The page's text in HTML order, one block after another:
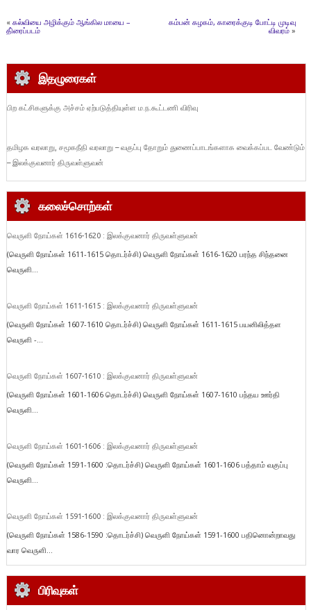
« கல்வியை அழிக்கும் ஆங்கில மாயை –
தி்ரைப்படம்
கம்பன் கழகம், காரைக்குடி போட்டி முடிவு
விவரம் »
இதழுரைகள்
பிற கட்சிகளுக்கு அச்சம் ஏற்படுத்தியுள்ள ம.ந.கூட்டணி விரிவு
தமிழக வரலாறு, சமூகநீதி வரலாறு – வகுப்பு தோறும் துணைப்பாடங்களாக வைக்கப்பட வேண்டும்
– இலக்குவனார் திருவள்ளுவன்
கலைச்சொற்கள்
வெருளி நோய்கள் 1616-1620 : இலக்குவனார் திருவள்ளுவன்
(வெருளி நோய்கள் 1611-1615 தொடர்ச்சி) வெருளி நோய்கள் 1616-1620 பரந்த சிந்தனை
வெருளி...
வெருளி நோய்கள் 1611-1615 : இலக்குவனார் திருவள்ளுவன்
(வெருளி நோய்கள் 1607-1610 தொடர்ச்சி) வெருளி நோய்கள் 1611-1615 பயனிலித்தள
வெருளி -...
வெருளி நோய்கள் 1607-1610 : இலக்குவனார் திருவள்ளுவன்
(வெருளி நோய்கள் 1601-1606 தொடர்ச்சி) வெருளி நோய்கள் 1607-1610 பந்தய ஊர்தி
வெருளி...
வெருளி நோய்கள் 1601-1606 : இலக்குவனார் திருவள்ளுவன்
(வெருளி நோய்கள் 1591-1600 :தொடர்ச்சி) வெருளி நோய்கள் 1601-1606 பத்தாம் வகுப்பு
வெருளி...
வெருளி நோய்கள் 1591-1600 : இலக்குவனார் திருவள்ளுவன்
(வெருளி நோய்கள் 1586-1590 :தொடர்ச்சி) வெருளி நோய்கள் 1591-1600 பதினொன்றாவது
வார வெருளி...
பிரிவுகள்